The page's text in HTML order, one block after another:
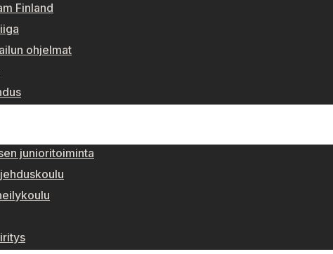
Finland
ohjelmat
junioritoiminta